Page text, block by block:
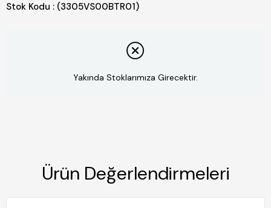
Stok Kodu (3305VS00BTR01)
Yakında Stoklarımıza Girecektir.
Ürün Değerlendirmeleri